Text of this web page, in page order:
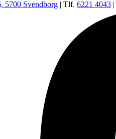
5700 Svendborg | Tlf. 6221 4043 |